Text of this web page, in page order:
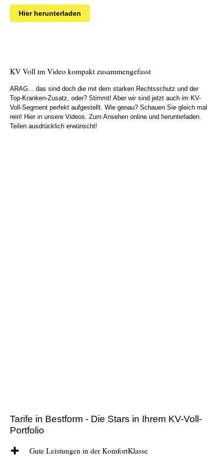
Hier herunterladen
KV Voll im Video kompakt zusammengefasst
ARAG... das sind doch die mit dem starken Rechtsschutz und der
Top-Kranken-Zusatz, oder? Stimmt! Aber wir sind jetzt auch im KV-
Voll-Segment perfekt aufgestellt. Wie genau? Schauen Sie gleich mal
rein! Hier in unsere Videos. Zum Ansehen online und herunterladen.
Teilen ausdrücklich erwünscht!
Tarife in Bestform - Die Stars in Ihrem KV-Voll-
Portfolio
Gute Leistungen in der KomfortKlasse